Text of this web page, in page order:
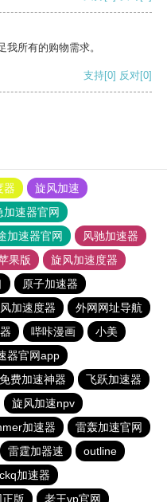
所有的购物需求。
支持[0] 反对[0]
器
旋风加速
加速器官网
加速器官网
风驰加速器
果版
旋风加速度器
原子加速器
加速度器
外网网址导航
哔咔漫画
小美
器官网app
费加速神器
飞跃加速器
旋风加速npv
加速器
雷轰加速官网
雷霆加器速
outline
加速器
版 老王vp官网